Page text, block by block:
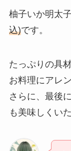
柚子いか明太
込)です。
たっぷりの具
お料理にアレ
さらに、最後
も美味しくい